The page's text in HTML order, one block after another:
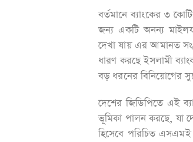
বর্তমানে ব্যাংকের ৩
জন্য একটি অনন্য
দেখা যায় এর আমানত
ধারণ করছে ইসলামী
বড় ধরনের বিনিয়োগের
দেশের জিডিপিতে এই
ভূমিকা পালন করছে, যা
হিসেবে পরিচিত এসএমই